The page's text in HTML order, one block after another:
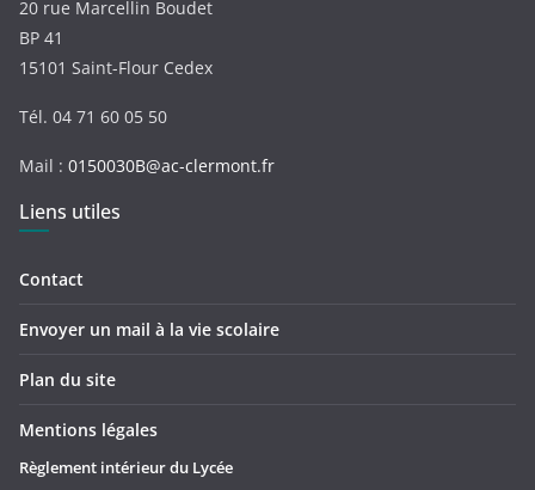
20 rue Marcellin Boudet
BP 41
15101 Saint-Flour Cedex
Tél. 04 71 60 05 50
Mail : 0150030B@ac-clermont.fr
Liens utiles
Contact
Envoyer un mail à la vie scolaire
Plan du site
Mentions légales
Règlement intérieur du Lycée